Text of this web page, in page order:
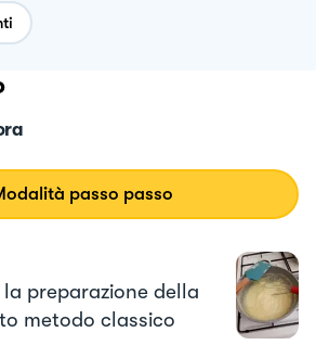
passo passo
preparazione della
metodo classico